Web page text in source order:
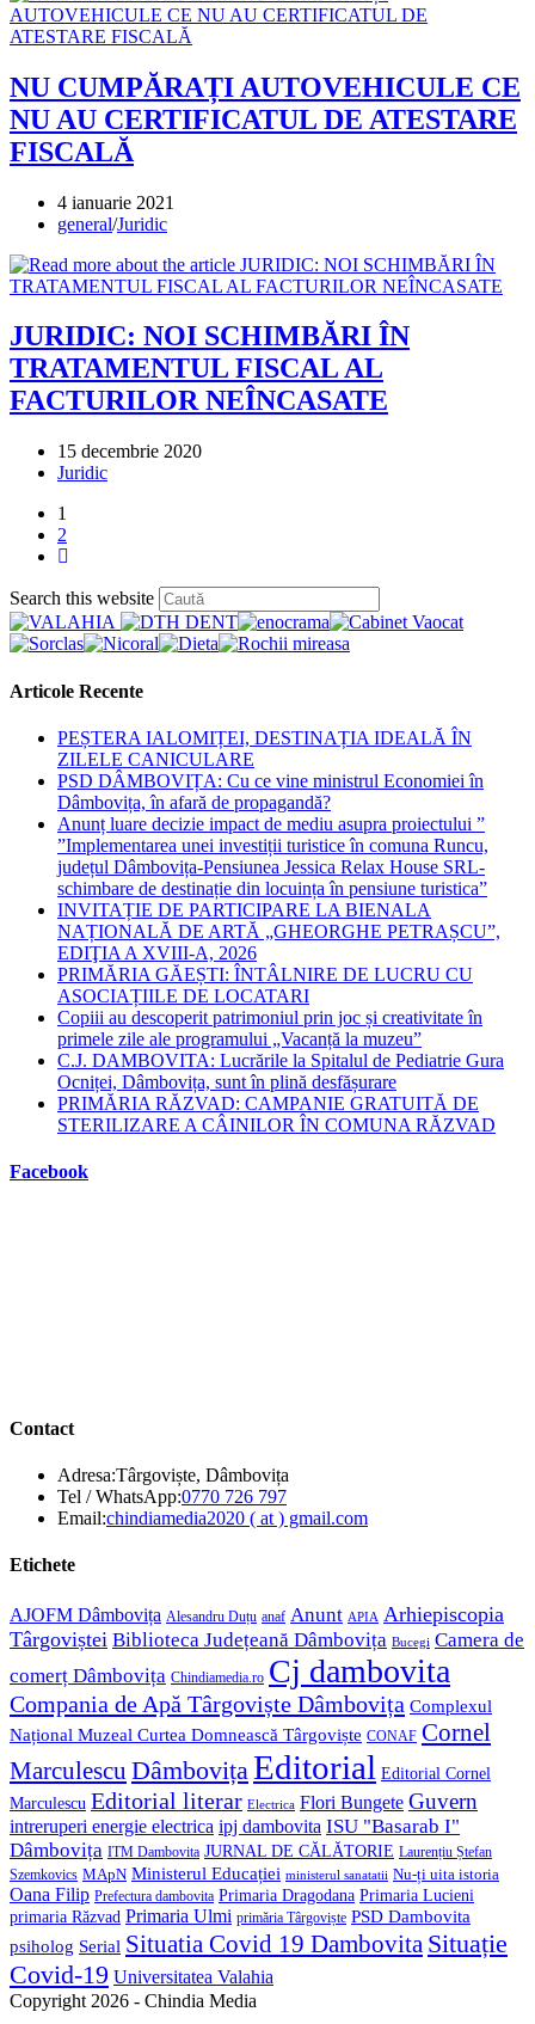
NU CUMPĂRAȚI AUTOVEHICULE CE
NU AU CERTIFICATUL DE ATESTARE
FISCALĂ
Post
published:
4 ianuarie 2021
Post
general/Juridic
JURIDIC: NOI SCHIMBĂRI ÎN
TRATAMENTUL FISCAL AL
FACTURILOR NEÎNCASATE
Post
published:
15 decembrie 2020
Post
Juridic
1
2
Go
the
next
page
Search this website
Escape
Articole Recente
PEȘTERA IALOMIȚEI, DESTINAȚIA IDEALĂ ÎN
ZILELE CANICULARE
PSD DÂMBOVIȚA: Cu ce vine ministrul Economiei în
Dâmbovița, în afară de propagandă?
Anunț luare decizie impact de mediu asupra proiectului ”
”Implementarea unei investiții turistice în comuna Runcu,
județul Dâmbovița-Pensiunea Jessica Relax House SRL-
schimbare de destinație din locuința în pensiune turistica”
INVITAȚIE DE PARTICIPARE LA BIENALA
NAȚIONALĂ DE ARTĂ „GHEORGHE PETRAȘCU”,
EDIŢIA A XVIII-A, 2026
PRIMĂRIA GĂEȘTI: ÎNTÂLNIRE DE LUCRU CU
ASOCIAȚIILE DE LOCATARI
Copiii au descoperit patrimoniul prin joc și creativitate în
primele zile ale programului „Vacanță la muzeu”
C.J. DAMBOVITA: Lucrările la Spitalul de Pediatrie Gura
Ocniței, Dâmbovița, sunt în plină desfășurare
PRIMĂRIA RĂZVAD: CAMPANIE GRATUITĂ DE
STERILIZARE A CÂINILOR ÎN COMUNA RĂZVAD
Facebook
Contact
Adresa:Târgoviște, Dâmbovița
Tel / WhatsApp:0770 726 797Opens
in
Email:chindiamedia2020 ( at ) gmail.comOpens
Etichete
AJOFM Dâmbovița Alesandru Duțu anaf Anunt APIA Arhiepiscopia
Târgoviștei Biblioteca Județeană Dâmbovița Bucegi Camera de
comerț Dâmbovița Chindiamedia.ro Cj dambovita
Compania de Apă Târgoviște Dâmbovița Complexul
Național Muzeal Curtea Domnească Târgoviște CONAF Cornel
Marculescu Dâmbovița Editorial Editorial Cornel
Marculescu Editorial literar Electrica Flori Bungete Guvern
intreruperi energie electrica ipj dambovita ISU "Basarab I"
Dâmbovița ITM Dambovita JURNAL DE CĂLĂTORIE Laurențiu Ștefan
Szemkovics MApN Ministerul Educației ministerul sanatatii Nu-ți uita istoria
Oana Filip Prefectura dambovita Primaria Dragodana Primaria Lucieni
primaria Răzvad Primaria Ulmi primăria Târgoviște PSD Dambovita
psiholog Serial Situatia Covid 19 Dambovita Situație
Covid-19 Universitatea Valahia
Copyright 2026 - Chindia Media